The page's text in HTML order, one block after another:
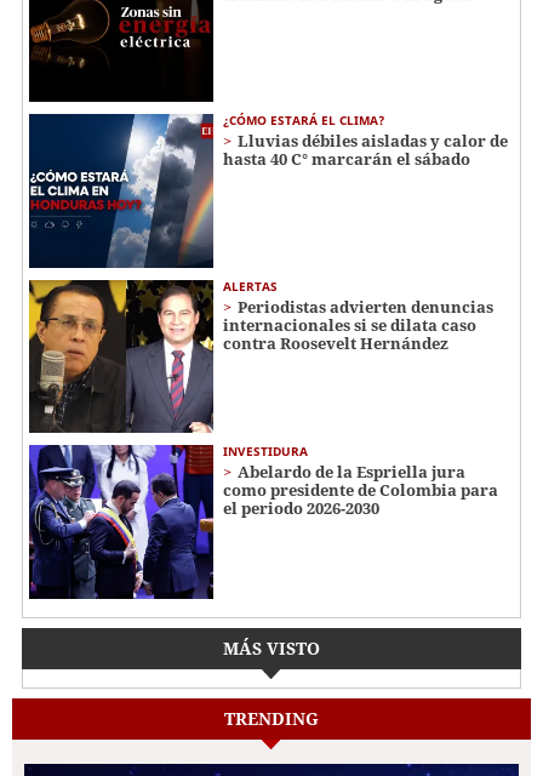
¿CÓMO ESTARÁ EL CLIMA?
Lluvias débiles aisladas y calor de
hasta 40 C° marcarán el sábado
ALERTAS
Periodistas advierten denuncias
internacionales si se dilata caso
contra Roosevelt Hernández
INVESTIDURA
Abelardo de la Espriella jura
como presidente de Colombia para
el periodo 2026-2030
MÁS VISTO
TRENDING